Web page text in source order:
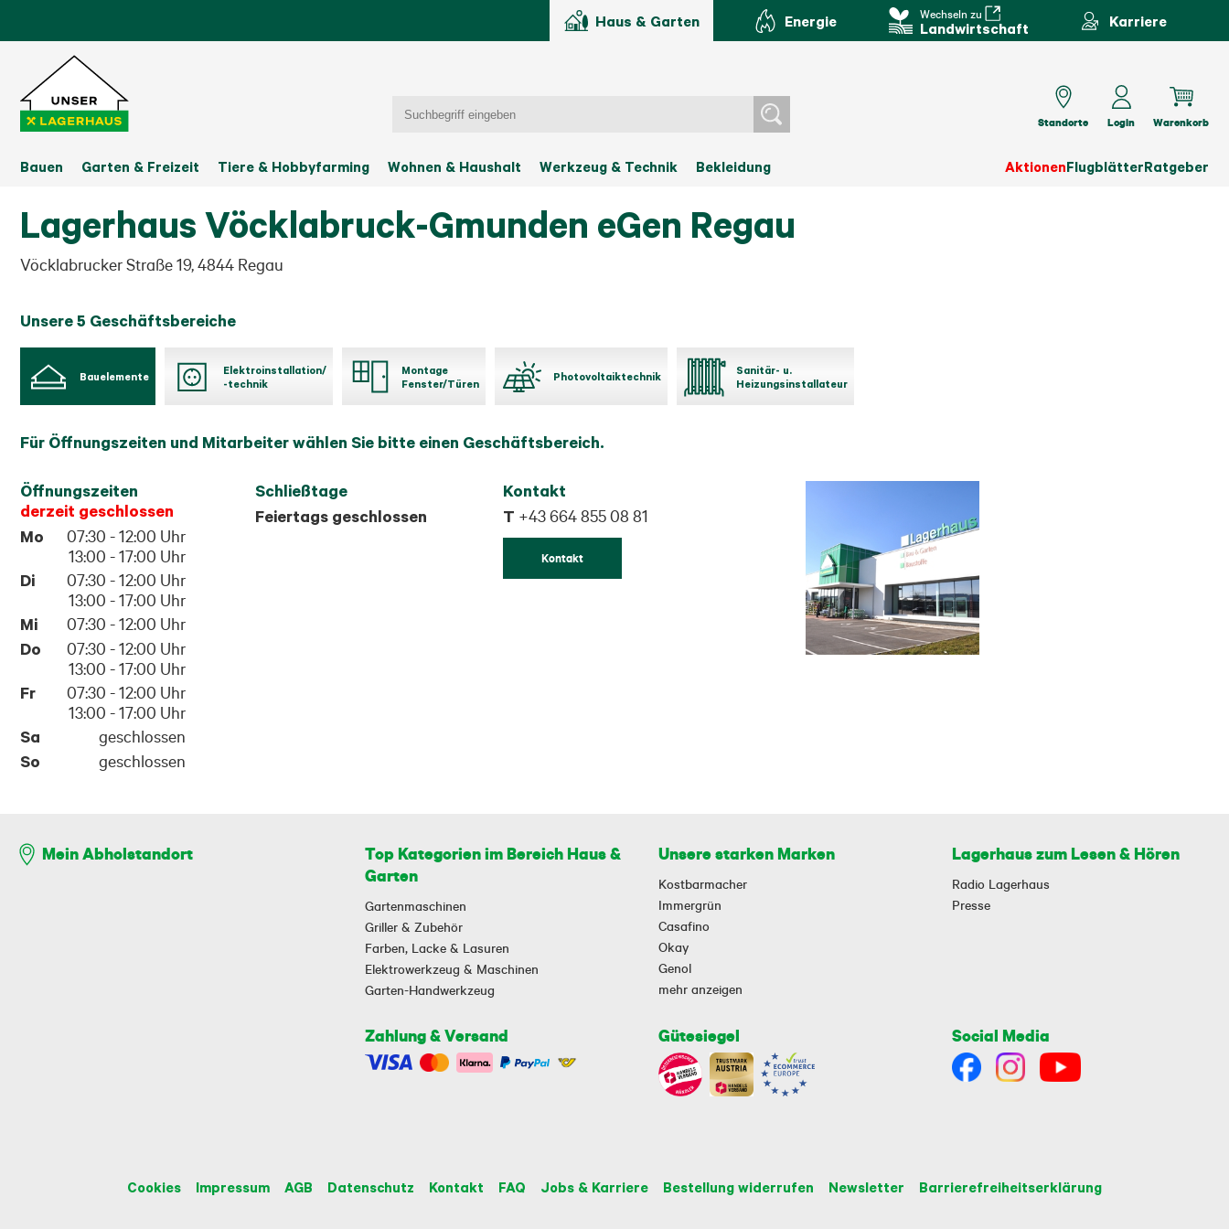
Haus & Garten Energie Wechseln zu
Landwirtschaft Karriere
Bauen Garten & Freizeit Tiere & Hobbyfarming Wohnen & Haushalt Werkzeug & Technik Bekleidung AktionenFlugblätterRatgeber
Standorte Login Warenkorb
Lagerhaus Vöcklabruck-Gmunden eGen Regau
Vöcklabrucker Straße 19,4844 Regau
Unsere 5 Geschäftsbereiche
Bauelemente
Elektroinstallation/
-technik
Montage
Fenster/Türen
Photovoltaiktechnik
Sanitär- u.
Heizungsinstallateur
Für Öffnungszeiten und Mitarbeiter wählen Sie bitte einen Geschäftsbereich.
Öffnungszeiten
derzeit geschlossen
Mo
07:30 - 12:00 Uhr
13:00 - 17:00 Uhr
Di
07:30 - 12:00 Uhr
13:00 - 17:00 Uhr
Mi 07:30 - 12:00 Uhr
Do
07:30 - 12:00 Uhr
13:00 - 17:00 Uhr
Fr
07:30 - 12:00 Uhr
13:00 - 17:00 Uhr
Sa geschlossen
So geschlossen
Schließtage
Feiertags geschlossen
Kontakt
T +43 664 855 08 81
Kontakt
Mein Abholstandort
Top Kategorien im Bereich Haus &
Garten
Gartenmaschinen
Griller & Zubehör
Farben, Lacke & Lasuren
Elektrowerkzeug & Maschinen
Garten-Handwerkzeug
Unsere starken Marken
Kostbarmacher
Immergrün
Casafino
Okay
Genol
mehr anzeigen
Lagerhaus zum Lesen & Hören
Radio Lagerhaus
Presse
Zahlung & Versand Gütesiegel Social Media
Cookies Impressum AGB Datenschutz Kontakt FAQ Jobs & Karriere Bestellung widerrufen Newsletter Barrierefreiheitserklärung